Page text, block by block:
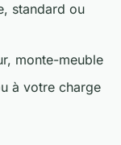
standard ou
monte-meuble
à votre charge